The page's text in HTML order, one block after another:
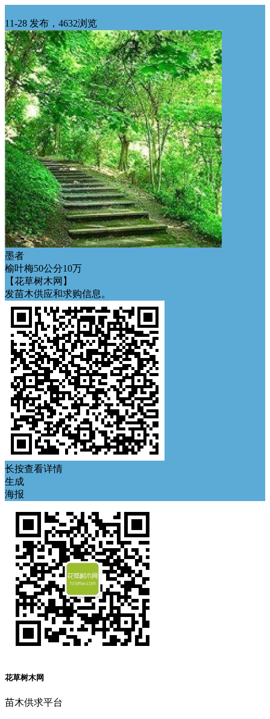
11-28 发布，4632浏览
墨者
榆叶梅50公分10万
【花草树木网】
发苗木供应和求购信息。
长按查看详情
生成
海报
花草树木网
苗木供求平台